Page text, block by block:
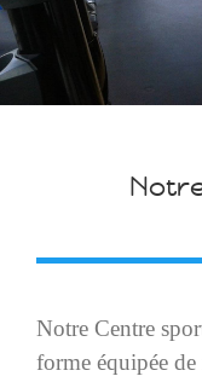
Notre Centre
forme équipée